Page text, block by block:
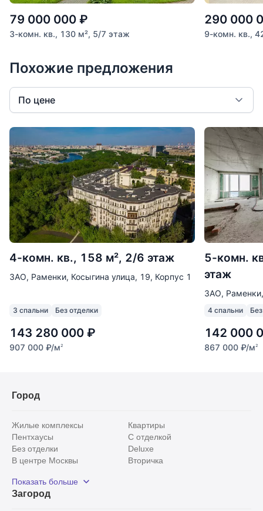
79 000 000 ₽
3-комн. кв., 130 м², 5/7 этаж
290 000
9-комн. кв.,
Похожие предложения
По цене
4-комн. кв., 158 м², 2/6 этаж
ЗАО, Раменки, Косыгина улица, 19, Корпус 1
3 спальни Без отделки
143 280 000 ₽
907 000 ₽/м2
5-комн.
этаж
ЗАО,
4 спальни
142 000
867 000 ₽/м2
Город
Жилые комплексы
Квартиры
Пентхаусы
С отделкой
Без отделки
Deluxe
В центре Москвы
Вторичка
Рядом с парком
С панорамными окнами
Показать больше
Загород